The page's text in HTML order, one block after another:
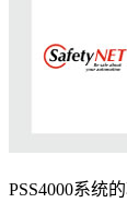
PSS4000系统